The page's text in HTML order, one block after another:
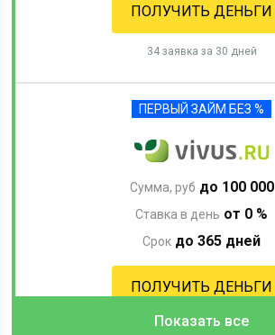
ПОЛУЧИТЬ ДЕНЬГИ
34 заявка за 30 дней
ПЕРВЫЙ ЗАЙМ БЕЗ %
Сумма, руб до 100 000
Ставка в день от 0 %
Срок до 365 дней
ПОЛУЧИТЬ ДЕНЬГИ
46 заявка за 30 дней
Показать все